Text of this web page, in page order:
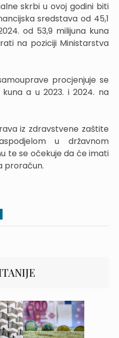
skrbi u ovoj godini biti
sredstava od 45,1
od 53,9 milijuna kuna
na poziciji Ministarstva
procjenjuje se
a u 2023. i 2024. na
iz zdravstvene zaštite
u državnom
te se očekuje da će imati
proračun.